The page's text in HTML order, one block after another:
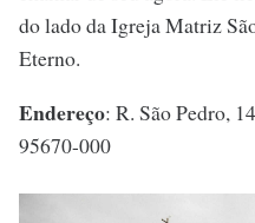
do lado da Igreja Matriz
Eterno.
Endereço: R. São Pedro,
95670-000